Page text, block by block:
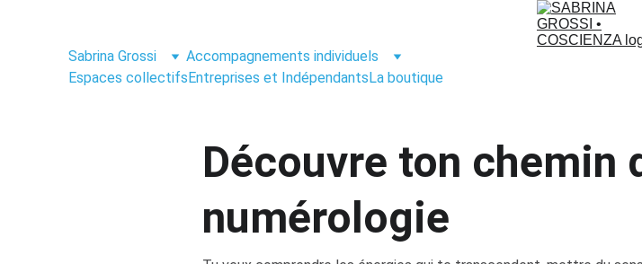
Sabrina Grossi
Accompagnements individuels
Espaces collectifsEntreprises et IndépendantsLa boutique
Découvre ton chemin
numérologie